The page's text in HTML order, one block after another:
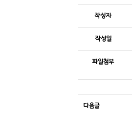
작성자
작성일
파일첨부
다음글